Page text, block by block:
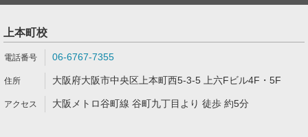
上本町校
06-6767-7355
大阪府大阪市中央区上本町西5-3-5 上六Fビル4F・5F
大阪メトロ谷町線 谷町九丁目より 徒歩 約5分